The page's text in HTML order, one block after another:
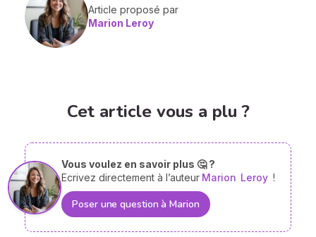
Article proposé par
Marion Leroy
Cet article vous a plu ?
Vous voulez en savoir plus 🤔 ?
Ecrivez directement à l’auteur Marion Leroy !
Poser une question à Marion